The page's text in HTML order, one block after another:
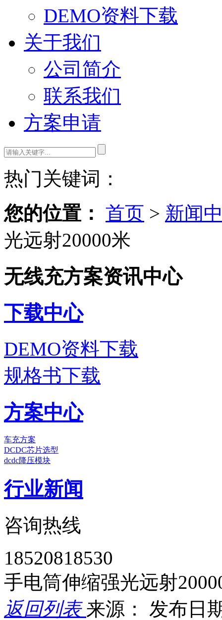
DEMO资料下载
关于我们
公司简介
联系我们
方案申请
热门关键词：
您的位置： 首页 > 新闻
光远射20000米
无线充方案资讯中心
下载中心
DEMO资料下载
规格书下载
方案中心
车充方案
DCDC芯片选型
dcdc降压模块
行业新闻
咨询热线
18520818530
手电筒伸缩强光远射
返回列表来源： 发布日